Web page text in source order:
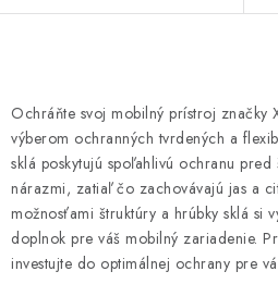
v
l
á
d
a
c
i
Ochráňte svoj mobilný prístroj značky
výberom ochranných tvrdených a
sklá poskytujú spoľahlivú ochranu
nárazmi, zatiaľ čo zachovávajú jas a
možnosťami štruktúry a hrúbky sklá si
doplnok pre váš mobilný zariadenie.
investujte do optimálnej ochrany pre